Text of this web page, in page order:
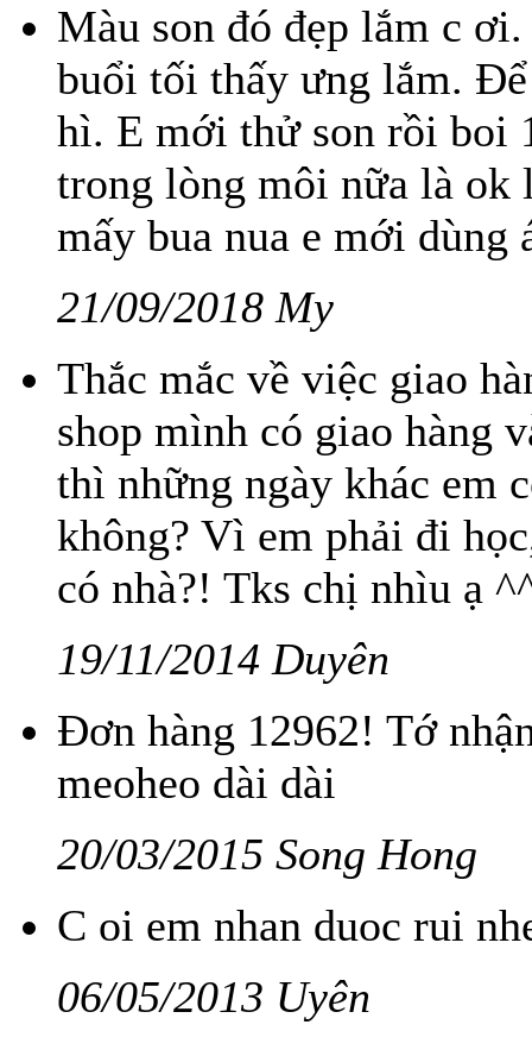
Màu son đó đẹp lắm c
buổi tối thấy ưng lắm.
hì. E mới thử son rồi boi
trong lòng môi nữa là ok
mấy bua nua e mới dùng
21/09/2018 My
Thắc mắc về việc giao
shop mình có giao hàng
thì những ngày khác em
không? Vì em phải đi
có nhà?! Tks chị nhìu ạ
19/11/2014 Duyên
Đơn hàng 12962! Tớ
meoheo dài dài
20/03/2015 Song Hong
C oi em nhan duoc rui
06/05/2013 Uyên